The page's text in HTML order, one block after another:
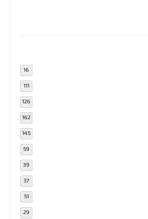
16
111
126
162
145
59
39
37
51
29